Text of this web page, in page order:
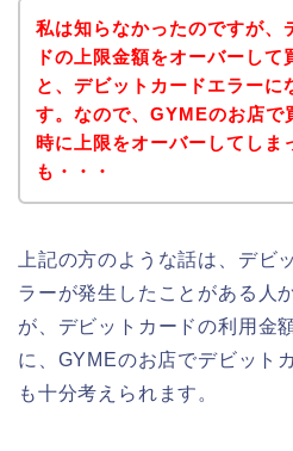
私は知らなかったのですが、
ドの上限金額をオーバーして
と、デビットカードエラーに
す。なので、GYMEのお店で
時に上限をオーバーしてしま
も・・・
上記の方のような話は、デビ
ラーが発生したことがある人
が、デビットカードの利用金
に、GYMEのお店でデビット
も十分考えられます。